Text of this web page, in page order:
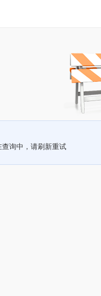
查询中，请刷新重试